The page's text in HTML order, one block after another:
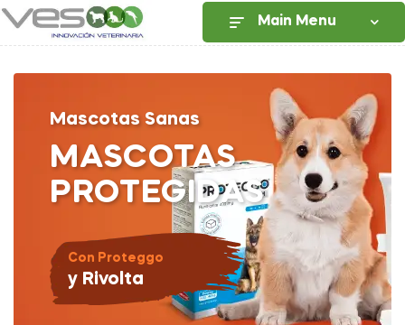
Main Menu
MASCOTAS
PROTEGIDAS
Mascotas Sanas
Con Proteggo
y Rivolta